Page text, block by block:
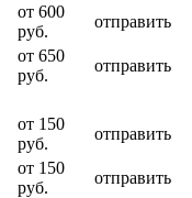
от 600
руб.
отправить
от 650
руб.
отправить
от 150
руб.
отправить
от 150
руб.
отправить